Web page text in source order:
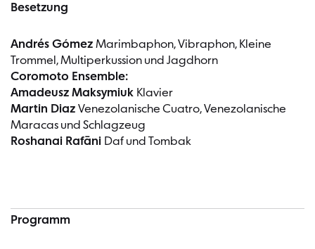
Besetzung
Andrés Gómez Marimbaphon, Vibraphon, Kleine
Trommel, Multiperkussion und Jagdhorn
Coromoto Ensemble:
Amadeusz Maksymiuk Klavier
Martin Diaz Venezolanische Cuatro, Venezolanische
Maracas und Schlagzeug
Roshanai Rafāni Daf und Tombak
Programm